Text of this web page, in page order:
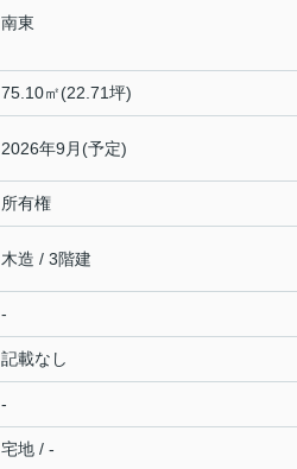
南東
75.10㎡(22.71坪)
2026年9月(予定)
所有権
木造 / 3階建
-
記載なし
-
宅地 / -